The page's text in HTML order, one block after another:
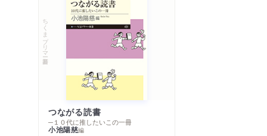
ちくまプリマー新書
つながる読書
─１０代に推したいこの一冊
小池陽慈編